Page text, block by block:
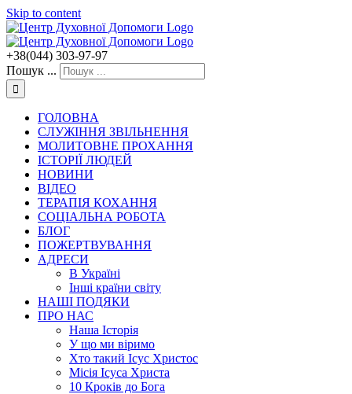
Skip to content
+38(044) 303-97-97
Пошук ...
ГОЛОВНА
СЛУЖІННЯ ЗВІЛЬНЕННЯ
МОЛИТОВНЕ ПРОХАННЯ
ІСТОРІЇ ЛЮДЕЙ
НОВИНИ
ВІДЕО
ТЕРАПІЯ КОХАННЯ
СОЦІАЛЬНА РОБОТА
БЛОГ
ПОЖЕРТВУВАННЯ
АДРЕСИ
В Україні
Інші країни світу
НАШІ ПОДЯКИ
ПРО НАС
Наша Історія
У що ми віримо
Хто такий Ісус Христос
Місія Ісуса Христа
10 Кроків до Бога